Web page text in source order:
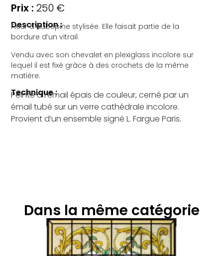
250 €
Description :
Fleur d’aubépine stylisée. Elle faisait partie de la
bordure d’un vitrail.
Vendu avec son chevalet en plexiglass incolore sur
lequel il est fixé grâce à des crochets de la même
matière.
Technique :
Peinte à l’émail épais de couleur, cerné par un
émail tubé sur un verre cathédrale incolore.
Provient d’un ensemble signé L. Fargue Paris.
Dans la même catégorie